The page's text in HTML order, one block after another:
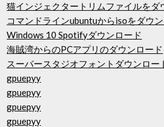
猫インジェクタートリムファイルをダ
コマンドラインubuntuからisoをダウ
Windows 10 Spotifyダウンロード
海賊湾からのPCアプリのダウンロード
スーパースタジオフォントダウンロー
gpuepyy
gpuepyy
gpuepyy
gpuepyy